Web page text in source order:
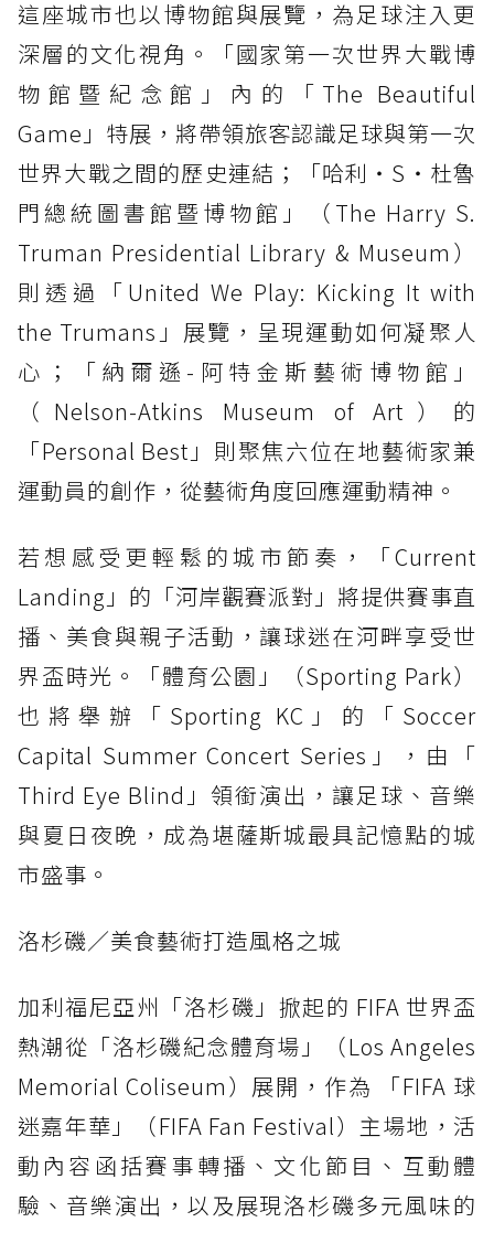
這座城市也以博物館與展覽，為足球注入更
深層的文化視角。「國家第一次世界大戰博
物館暨紀念館」內的「The Beautiful
Game」特展，將帶領旅客認識足球與第一次
世界大戰之間的歷史連結；「哈利・S・杜魯
門總統圖書館暨博物館」（The Harry S.
Truman Presidential Library & Museum）
則透過「United We Play: Kicking It with
the Trumans」展覽，呈現運動如何凝聚人
心；「納爾遜-阿特金斯藝術博物館」
（Nelson-Atkins Museum of Art）的
「Personal Best」則聚焦六位在地藝術家兼
運動員的創作，從藝術角度回應運動精神。
若想感受更輕鬆的城市節奏，「Current
Landing」的「河岸觀賽派對」將提供賽事直
播、美食與親子活動，讓球迷在河畔享受世
界盃時光。「體育公園」（Sporting Park）
也將舉辦「Sporting KC」的「Soccer
Capital Summer Concert Series」，由「
Third Eye Blind」領銜演出，讓足球、音樂
與夏日夜晚，成為堪薩斯城最具記憶點的城
市盛事。
洛杉磯／美食藝術打造風格之城
加利福尼亞州「洛杉磯」掀起的 FIFA 世界盃
熱潮從「洛杉磯紀念體育場」（Los Angeles
Memorial Coliseum）展開，作為 「FIFA 球
迷嘉年華」（FIFA Fan Festival）主場地，活
動內容函括賽事轉播、文化節目、互動體
驗、音樂演出，以及展現洛杉磯多元風味的